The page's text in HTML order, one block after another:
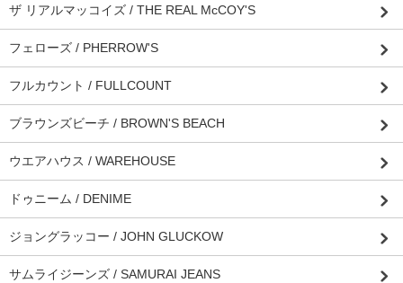
ザ リアルマッコイズ / THE REAL McCOY'S
フェローズ / PHERROW'S
フルカウント / FULLCOUNT
ブラウンズビーチ / BROWN'S BEACH
ウエアハウス / WAREHOUSE
ドゥニーム / DENIME
ジョングラッコー / JOHN GLUCKOW
サムライジーンズ / SAMURAI JEANS